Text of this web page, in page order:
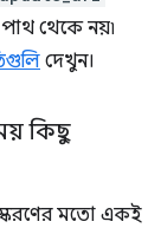
পাথ থেকে নয়৷
দেখুন।
কিছু
মতো একই